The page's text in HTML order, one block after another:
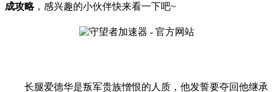
成攻略， 感兴趣的小伙伴快来看一下吧~
长腿爱德华是叛军贵族憎恨的人质，他发誓要夺回他继承